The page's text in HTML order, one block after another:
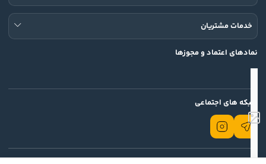
خدمات مشتریان
نمادهای اعتماد و مجوزها
شبکه های اجتماعی